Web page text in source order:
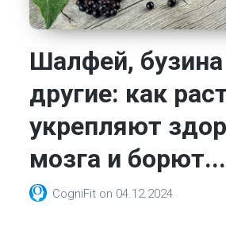
Шалфей,
другие: как
укрепляют
мозга и борют...
CogniFit on 04.12.2024